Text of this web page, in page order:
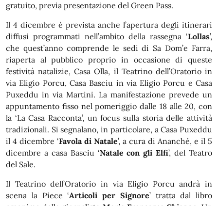
gratuito, previa presentazione del Green Pass.
Il 4 dicembre è prevista anche l’apertura degli itinerari
diffusi programmati nell’ambito della rassegna ‘Lollas’,
che quest’anno comprende le sedi di Sa Dom’e Farra,
riaperta al pubblico proprio in occasione di queste
festività natalizie, Casa Olla, il Teatrino dell’Oratorio in
via Eligio Porcu, Casa Basciu in via Eligio Porcu e Casa
Puxeddu in via Martini. La manifestazione prevede un
appuntamento fisso nel pomeriggio dalle 18 alle 20, con
la ‘La Casa Racconta’, un focus sulla storia delle attività
tradizionali. Si segnalano, in particolare, a Casa Puxeddu
il 4 dicembre ‘Favola di Natale’, a cura di Ananché, e il 5
dicembre a casa Basciu ‘Natale con gli Elfi’, del Teatro
del Sale.
Il Teatrino dell’Oratorio in via Eligio Porcu andrà in
scena la Piece ‘Articoli per Signore’ tratta dal libro